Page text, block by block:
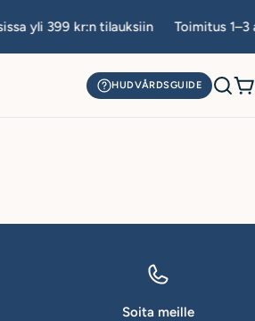
yli 399 kr:n tilauksiin Toimitus 1–3
HUDVÅRDSGUIDE
Soita meille